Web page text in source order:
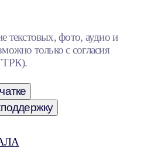
текстовых, фото, аудио и
только с согласия